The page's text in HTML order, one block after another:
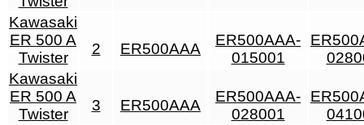
Kawasaki
ER 500 A
Twister
2 ER500AAA
ER500AAA-
015001
Kawasaki
ER 500 A
Twister
3 ER500AAA
ER500AAA-
028001